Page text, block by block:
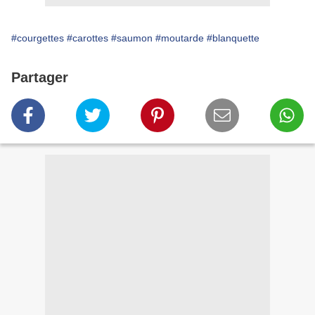
#courgettes #carottes #saumon #moutarde #blanquette
Partager